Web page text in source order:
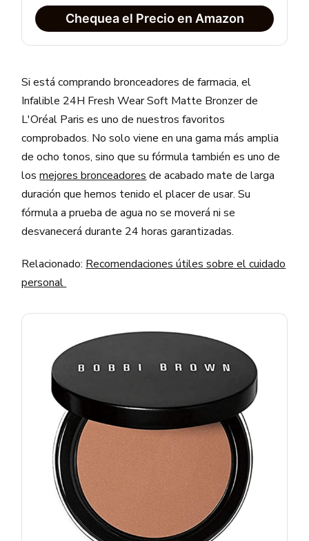
Chequea el Precio en Amazon
Si está comprando bronceadores de farmacia, el
Infalible 24H Fresh Wear Soft Matte Bronzer de
L'Oréal Paris es uno de nuestros favoritos
comprobados. No solo viene en una gama más amplia
de ocho tonos, sino que su fórmula también es uno de
losmejores bronceadores de acabado mate de larga
duración que hemos tenido el placer de usar. Su
fórmula a prueba de agua no se moverá ni se
desvanecerá durante 24 horas garantizadas.
Relacionado: Recomendaciones útiles sobre el cuidado
personal